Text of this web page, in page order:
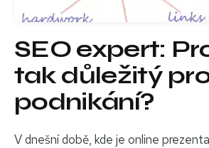
SEO expert:
tak důležitý
podnikání?
V dnešní době, kde je online